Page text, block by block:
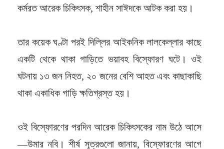
কর্মরত আরেক চিকিৎসক, শাহীন সাঈদকে আটক করা হয়।
তার কয়েক ঘণ্টা পরই দিল্লির আইকনিক লালকেল্লার কাছে
একটি থেকে থাকা গাড়িতে ভয়াবহ বিস্ফোরণ ঘটে। ওই
ঘটনায় ১৩ জন নিহত, ২০ জনের বেশি আহত এবং কাছাকাছি
থাকা একাধিক গাড়ি ক্ষতিগ্রস্ত হয়।
ওই বিস্ফোরণের পরদিন আরেক চিকিৎসকের নাম উঠে আসে
—উমার নবি। শীর্ষ সূত্রগুলো জানায়, বিস্ফোরণের আগে